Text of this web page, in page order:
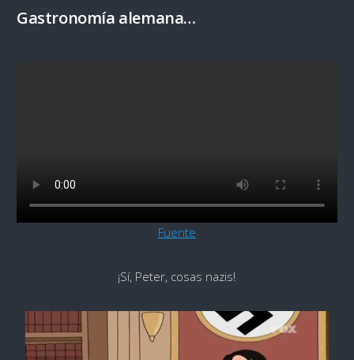
Gastronomía alemana…
Fuente
¡Sí, Peter, cosas nazis!